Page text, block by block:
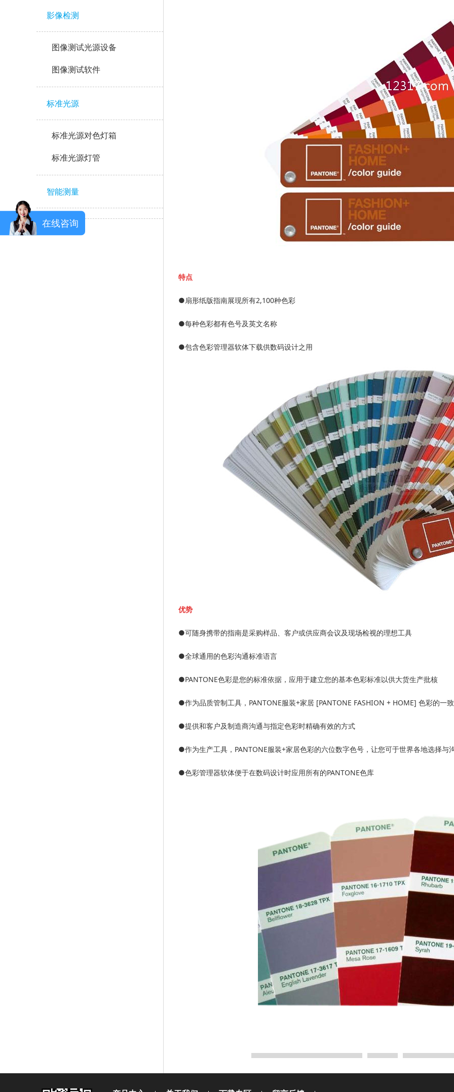
影像检测
图像测试光源设备
图像测试软件
标准光源
标准光源对色灯箱
标准光源灯管
智能测量
特点
●扇形纸版指南展现所有2,100种色彩
●每种色彩都有色号及英文名称
●包含色彩管理器软体下载供数码设计之用
优势
●可随身携带的指南是采购样品、客户或供应商会议及现场检视的理想工具
●全球通用的色彩沟通标准语言
●PANTONE色彩是您的标准依据，应用于建立您的基本色彩标准以供大货生产批核
●作为品质管制工具，PANTONE服装+家居 [PANTONE FASHION + HOME] 色彩的一
●提供和客户及制造商沟通与指定色彩时精确有效的方式
●作为生产工具，PANTONE服装+家居色彩的六位数字色号，让您可于世界各地选择与
●色彩管理器软体便于在数码设计时应用所有的PANTONE色库
在线咨询